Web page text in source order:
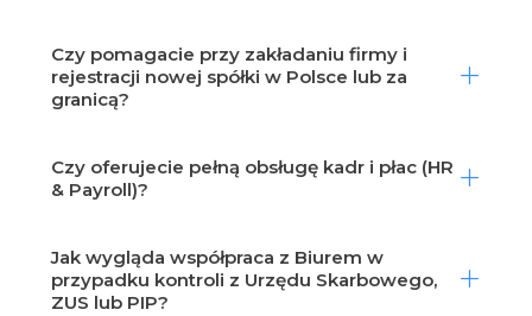
Czy pomagacie przy zakładaniu firmy i
rejestracji nowej spółki w Polsce lub za
granicą?
Czy oferujecie pełną obsługę kadr i płac (HR
& Payroll)?
Jak wygląda współpraca z Biurem w
przypadku kontroli z Urzędu Skarbowego,
ZUS lub PIP?